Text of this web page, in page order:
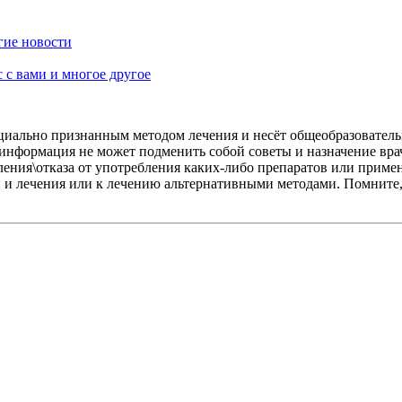
новости
вами и многое другое
признанным методом лечения и несёт
не может подменить собой советы и назначение
от употребления каких-либо препаратов или
лечения или к лечению альтернативными методами.